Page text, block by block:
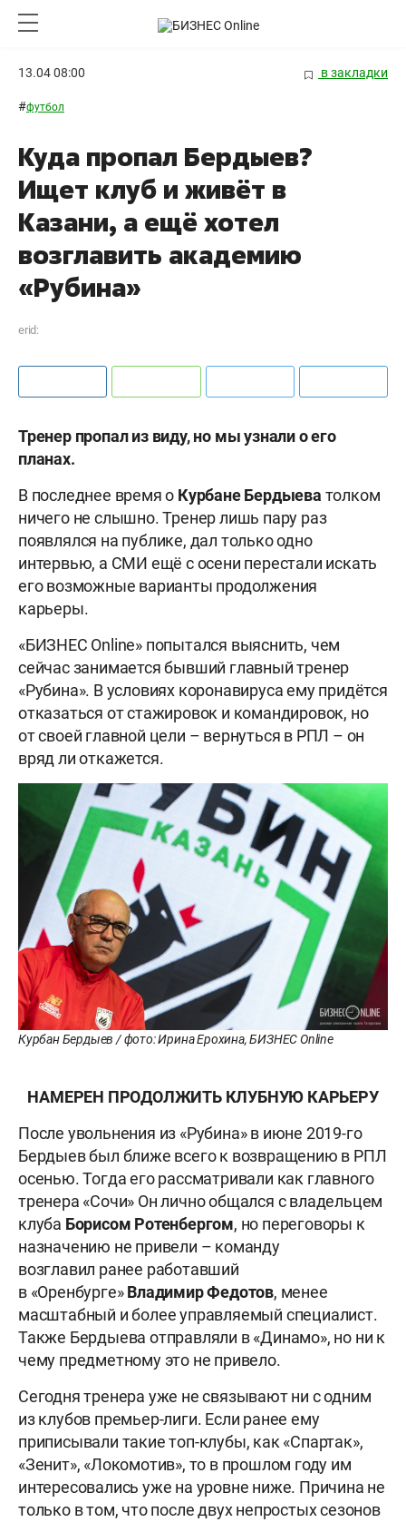
13.04 08:00 в закладки
#футбол
Куда пропал Бердыев?
Ищет клуб и живёт в
Казани, а ещё хотел
возглавить академию
«Рубина»
erid:
Тренер пропал из виду, но мы узнали о его
планах.
В последнее время о Курбане Бердыева толком
ничего не слышно. Тренер лишь пару раз
появлялся на публике, дал только одно
интервью, а СМИ ещё с осени перестали искать
его возможные варианты продолжения
карьеры.
«БИЗНЕС Online» попытался выяснить, чем
сейчас занимается бывший главный тренер
«Рубина». В условиях коронавируса ему придётся
отказаться от стажировок и командировок, но
от своей главной цели – вернуться в РПЛ – он
вряд ли откажется.
Курбан Бердыев / фото: Ирина Ерохина, БИЗНЕС Online
НАМЕРЕН ПРОДОЛЖИТЬ КЛУБНУЮ КАРЬЕРУ
После увольнения из «Рубина» в июне 2019-го
Бердыев был ближе всего к возвращению в РПЛ
осенью. Тогда его рассматривали как главного
тренера «Сочи» Он лично общался с владельцем
клуба Борисом Ротенбергом, но переговоры к
назначению не привели – команду
возглавил ранее работавший
в «Оренбурге»ВладимирФедотов, менее
масштабный и более управляемый специалист.
Также Бердыева отправляли в «Динамо», но ни к
чему предметному это не привело.
Сегодня тренера уже не связывают ни с одним
из клубов премьер-лиги. Если ранее ему
приписывали такие топ-клубы, как «Спартак»,
«Зенит», «Локомотив», то в прошлом году им
интересовались уже на уровне ниже. Причина не
только в том, что после двух непростых сезонов